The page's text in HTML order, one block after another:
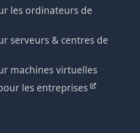
les ordinateurs de
serveurs & centres de
machines virtuelles
les entreprises